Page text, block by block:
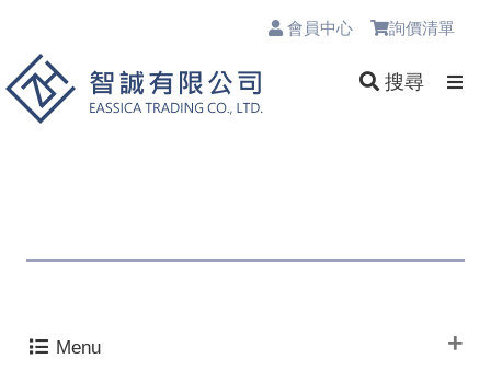
會員中心 詢價清單
搜尋
Menu